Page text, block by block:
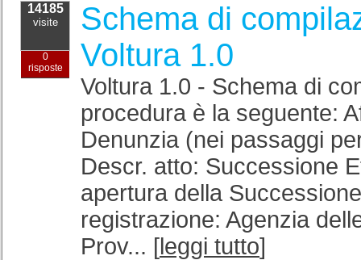
14185
visite
0
risposte
Schema di
Voltura 1.0
Voltura 1.0 - Schema di
procedura è la seguente:
Denunzia (nei passaggi
Descr. atto: Successione
apertura della
registrazione: Agenzia
Prov... [leggi tutto]